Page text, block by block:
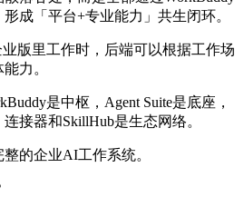
成「平台+专业能力」共生闭环。
版里工作时，后端可以根据工作场
力。
是中枢，Agent Suite是底座，
接器和SkillHub是生态网络。
的企业AI工作系统。